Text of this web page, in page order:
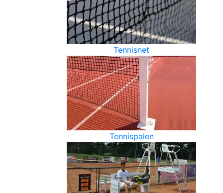
Tennisnet
Tennispalen